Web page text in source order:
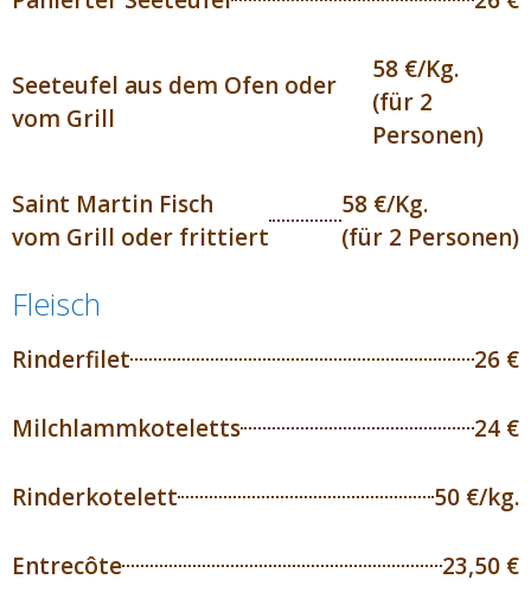
Seeteufel aus dem Ofen oder
vom Grill
58 €/Kg.
(für 2
Personen)
Saint Martin Fisch
vom Grill oder frittiert
58 €/Kg.
(für 2 Personen)
Fleisch
Rinderfilet 26 €
Milchlammkoteletts 24 €
Rinderkotelett 50 €/kg.
Entrecôte 23,50 €